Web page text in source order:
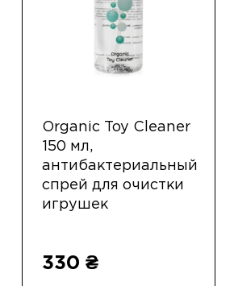
Organic Toy Cleaner
150 мл,
антибактериальный
спрей для очистки
игрушек
330 ₴